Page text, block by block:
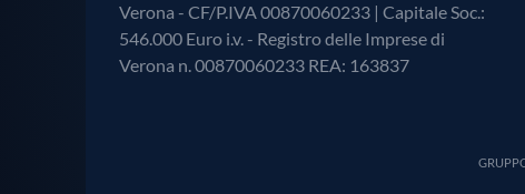
Verona - CF/P.IVA 00870060233 | Capitale Soc.:
546.000 Euro i.v. - Registro delle Imprese di
Verona n. 00870060233 REA: 163837